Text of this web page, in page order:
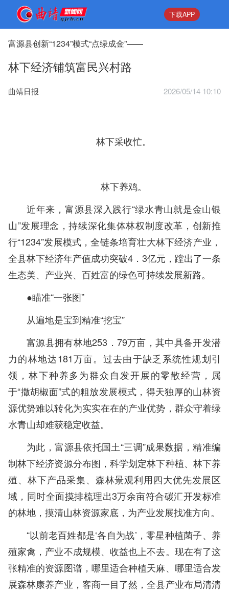
下载APP
富源县创新“1234”模式“点绿成金”——
林下经济铺筑富民兴村路
曲靖日报 2026/05/14 10:10
林下采收忙。
林下养鸡。
近年来，富源县深入践行“绿水青山就是金山银
山”发展理念，持续深化集体林权制度改革，创新推
行“1234”发展模式，全链条培育壮大林下经济产业，
全县林下经济年产值成功突破4．3亿元，蹚出了一条
生态美、产业兴、百姓富的绿色可持续发展新路。
●瞄准“一张图”
从遍地是宝到精准“挖宝”
富源县拥有林地253．79万亩，其中具备开发潜
力的林地达181万亩。过去由于缺乏系统性规划引
领，林下种养多为群众自发开展的零散经营，属
于“撒胡椒面”式的粗放发展模式，得天独厚的山林资
源优势难以转化为实实在在的产业优势，群众守着绿
水青山却难获稳定收益。
为此，富源县依托国土“三调”成果数据，精准编
制林下经济资源分布图，科学划定林下种植、林下养
殖、林下产品采集、森林景观利用四大优先发展区
域，同时全面摸排梳理出3万余亩符合碳汇开发标准
的林地，摸清山林资源家底，为产业发展找准方向。
“以前老百姓都是‘各自为战’，零星种植菌子、养
殖家禽，产业不成规模、收益也上不去。现在有了这
张精准的资源图谱，哪里适合种植天麻、哪里适合发
展森林康养产业，客商一目了然，全县产业布局清清